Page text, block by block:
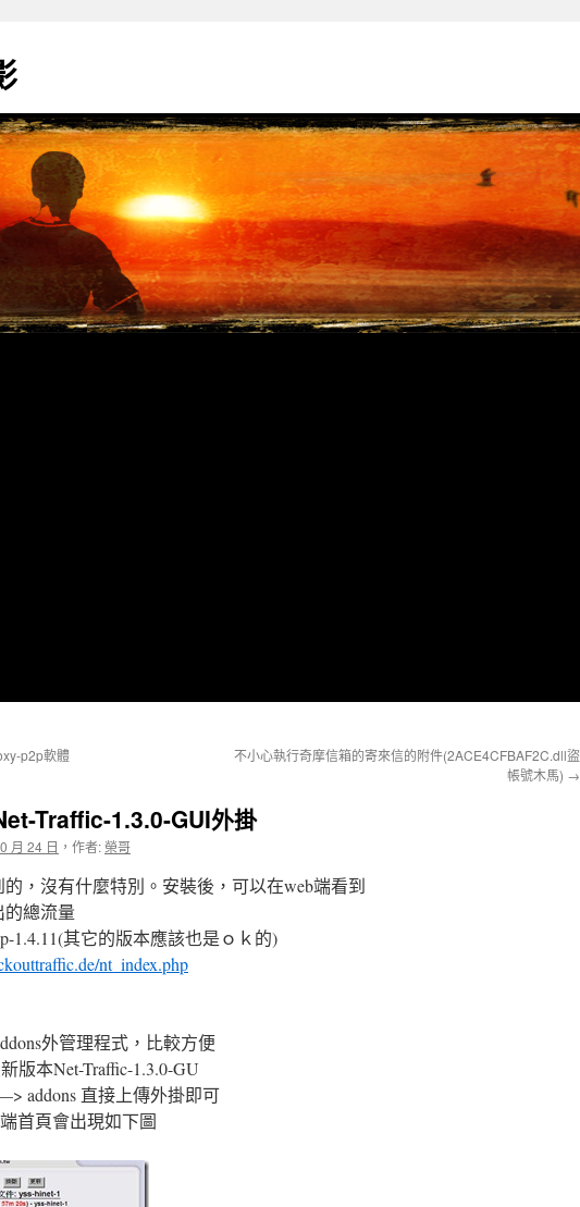
p2p軟體
不小心執行奇摩信箱的寄來信的附件(2ACE4CFBAF2C.dll盜
帳號木馬) →
Traffic-1.3.0-GUI外掛
月 24 日 ， 作者:榮哥
，沒有什麼特別。安裝後，可以在web端看到
總流量
1.4.11(其它的版本應該也是ｏｋ的)
nt_index.php
外管理程式，比較方便
版本Net-Traffic-1.3.0-GU
addons 直接上傳外掛即可
首頁會出現如下圖